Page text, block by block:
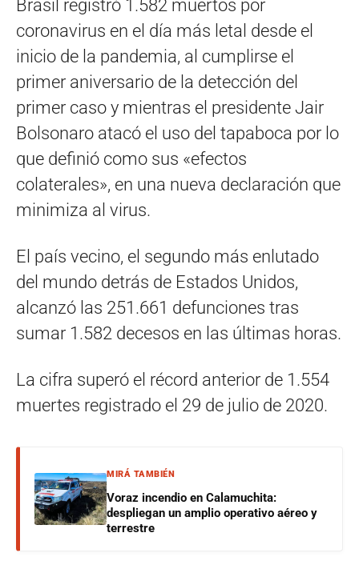
Brasil registró 1.582 muertos por
coronavirus en el día más letal desde el
inicio de la pandemia, al cumplirse el
primer aniversario de la detección del
primer caso y mientras el presidente Jair
Bolsonaro atacó el uso del tapaboca por lo
que definió como sus «efectos
colaterales», en una nueva declaración que
minimiza al virus.
El país vecino, el segundo más enlutado
del mundo detrás de Estados Unidos,
alcanzó las 251.661 defunciones tras
sumar 1.582 decesos en las últimas horas.
La cifra superó el récord anterior de 1.554
muertes registrado el 29 de julio de 2020.
MIRÁ TAMBIÉN
Voraz incendio en Calamuchita:
despliegan un amplio operativo aéreo y
terrestre